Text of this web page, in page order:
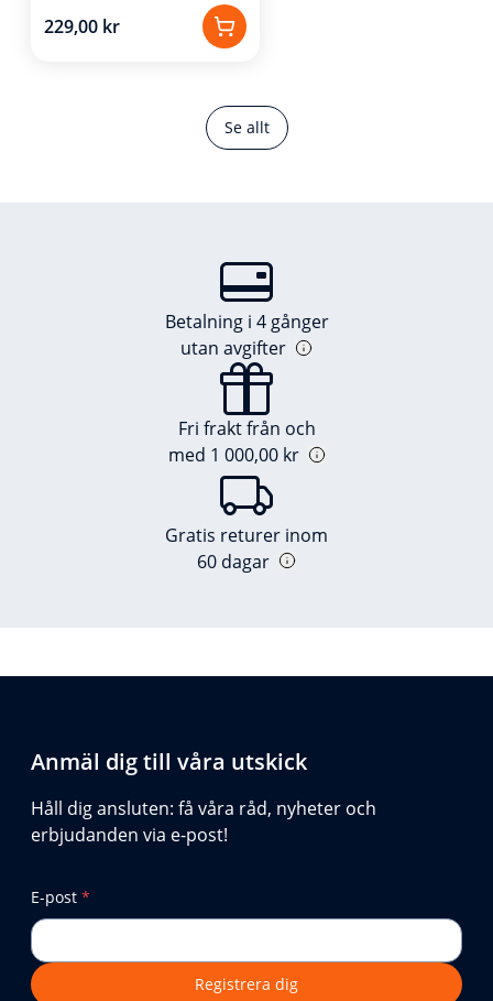
Se allt
229,00 kr
Betalning i 4 gånger
utan avgifter
Fri frakt från och
med 1 000,00 kr
Gratis returer inom
60 dagar
Anmäl dig till våra utskick
Håll dig ansluten: få våra råd, nyheter och
erbjudanden via e-post!
E-post *
Registrera dig